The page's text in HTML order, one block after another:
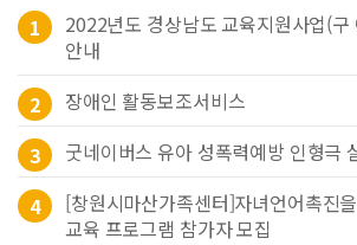
1
2022년도 경상남도 교육지원사업(구
안내
2
장애인 활동보조서비스
3
굿네이버스 유아 성폭력예방 인형극
4
[창원시마산가족센터]자녀언어촉진
교육 프로그램 참가자 모집